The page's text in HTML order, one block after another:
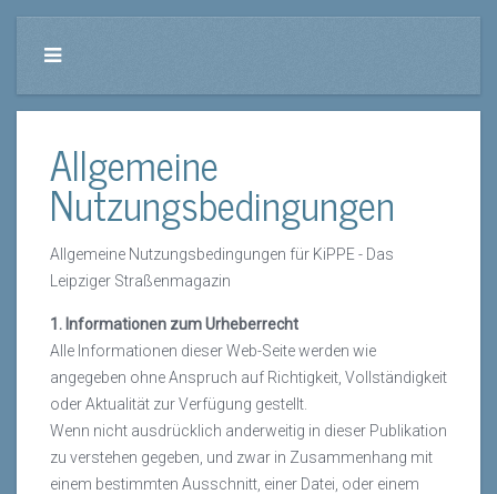
Allgemeine
Nutzungsbedingungen
Allgemeine Nutzungsbedingungen für KiPPE - Das
Leipziger Straßenmagazin
1. Informationen zum Urheberrecht
Alle Informationen dieser Web-Seite werden wie
angegeben ohne Anspruch auf Richtigkeit, Vollständigkeit
oder Aktualität zur Verfügung gestellt.
Wenn nicht ausdrücklich anderweitig in dieser Publikation
zu verstehen gegeben, und zwar in Zusammenhang mit
einem bestimmten Ausschnitt, einer Datei, oder einem